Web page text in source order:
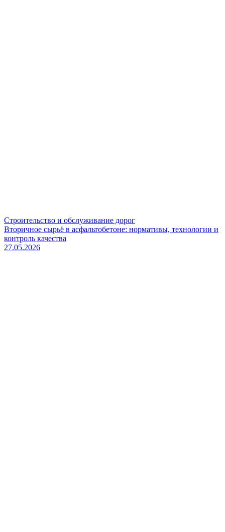
Строительство и обслуживание дорог
Вторичное сырьё в асфальтобетоне: нормативы, технологии и
контроль качества
27.05.2026